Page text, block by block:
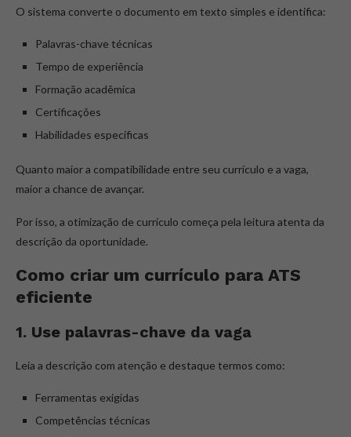
O sistema converte o documento em texto simples e identifica:
Palavras-chave técnicas
Tempo de experiência
Formação acadêmica
Certificações
Habilidades específicas
Quanto maior a compatibilidade entre seu currículo e a vaga,
maior a chance de avançar.
Por isso, a otimização de currículo começa pela leitura atenta da
descrição da oportunidade.
Como criar um currículo para ATS
eficiente
1. Use palavras-chave da vaga
Leia a descrição com atenção e destaque termos como:
Ferramentas exigidas
Competências técnicas